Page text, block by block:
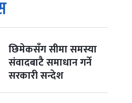
१, २०८३
३, २०८३-Oct 20, 2026
४, २०८३- Oct 21, 2026
२ महिना बाँकी
छिमेकसँग सीमा समस्या
संवादबाटै समाधान गर्ने
सरकारी सन्देश